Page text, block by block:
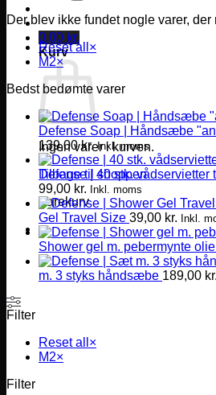
0,00 kr.
Kurv
Ingen varer i kurven.
Tilbage til shoppen
Varekurv
Der blev ikke fundet nogle varer, der
Reset all ×
M2×
Bedst bedømte varer
Defense Soap | Håndsæbe
139,00kr. Inkl. moms
Defense | 40 stk. vådservietter
99,00 kr. Inkl. moms
Gel Travel Size 39,00 kr. Inkl.
Shower gel m. pebermynte olie
m. 3 styks håndsæbe 189,00 kr.
Filter
Reset all ×
M2×
Filter